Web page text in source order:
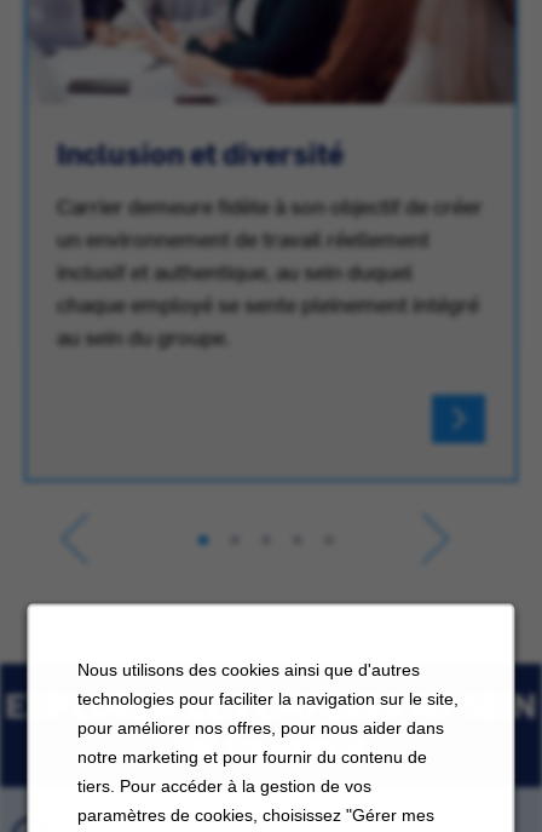
Nous utilisons des cookies ainsi que d'autres
technologies pour faciliter la navigation sur le site,
pour améliorer nos offres, pour nous aider dans
notre marketing et pour fournir du contenu de
tiers. Pour accéder à la gestion de vos
paramètres de cookies, choisissez "Gérer mes
Inclusion et diversité
Carrier demeure fidèle à son objectif de créer
un environnement de travail réellement
inclusif et authentique, au sein duquel
chaque employé se sente pleinement intégré
au sein du groupe.
EXPLORER LES EMPLOIS AU SEIN
DE CARRIER